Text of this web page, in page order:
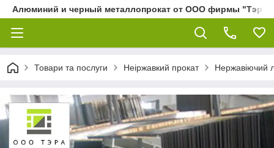
Алюминий и черный металлопрокат от ООО фирмы "Тэра"
Товари та послуги Неіржавкий прокат Нержавіючий